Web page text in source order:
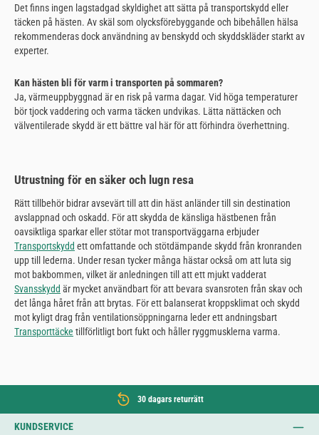
Det finns ingen lagstadgad skyldighet att sätta på transportskydd eller
täcken på hästen. Av skäl som olycksförebyggande och bibehållen hälsa
rekommenderas dock användning av benskydd och skyddskläder starkt av
experter.
Kan hästen bli för varm i transporten på sommaren?
Ja, värmeuppbyggnad är en risk på varma dagar. Vid höga temperaturer
bör tjock vaddering och varma täcken undvikas. Lätta nättäcken och
välventilerade skydd är ett bättre val här för att förhindra överhettning.
Utrustning för en säker och lugn resa
Rätt tillbehör bidrar avsevärt till att din häst anländer till sin destination
avslappnad och oskadd. För att skydda de känsliga hästbenen från
oavsiktliga sparkar eller stötar mot transportväggarna erbjuder
Transportskydd ett omfattande och stötdämpande skydd från kronranden
upp till lederna. Under resan tycker många hästar också om att luta sig
mot bakbommen, vilket är anledningen till att ett mjukt vadderat
Svansskydd är mycket användbart för att bevara svansroten från skav och
det långa håret från att brytas. För ett balanserat kroppsklimat och skydd
mot kyligt drag från ventilationsöppningarna leder ett andningsbart
Transporttäcke tillförlitligt bort fukt och håller ryggmusklerna varma.
30 dagars returrätt
KUNDSERVICE